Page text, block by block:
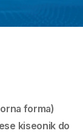
forma)
kiseonik do